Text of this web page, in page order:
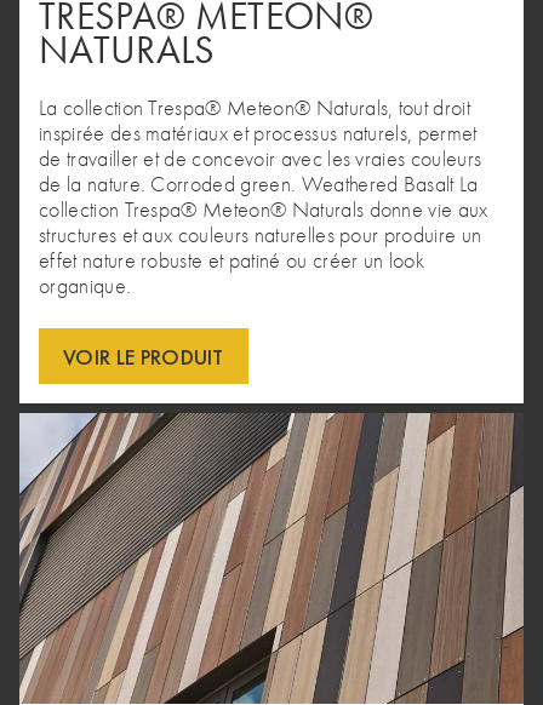
TRESPA® METEON®
NATURALS
La collection Trespa® Meteon® Naturals, tout droit
inspirée des matériaux et processus naturels, permet
de travailler et de concevoir avec les vraies couleurs
de la nature. Corroded green. Weathered Basalt La
collection Trespa® Meteon® Naturals donne vie aux
structures et aux couleurs naturelles pour produire un
effet nature robuste et patiné ou créer un look
organique.
VOIR LE PRODUIT